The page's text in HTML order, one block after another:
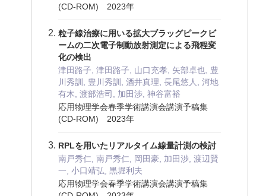
(CD-ROM) 2023年
粒子線治療に用いる拡大ブラッグピークビ
ームの二次電子制動放射測定による飛程変
化の検出
津田路子, 津田路子, 山口充孝, 矢部卓也, 豊
川秀訓, 豊川秀訓, 酒井真理, 長尾悠人, 河地
有木, 渡部浩司, 加田渉, 神谷富裕
応用物理学会春季学術講演会講演予稿集
(CD-ROM) 2023年
RPLを用いたリアルタイム線量計測の検討
南戸秀仁, 南戸秀仁, 岡田豪, 加田渉, 渡辺賢
一, 小口靖弘, 黒堀利夫
応用物理学会春季学術講演会講演予稿集